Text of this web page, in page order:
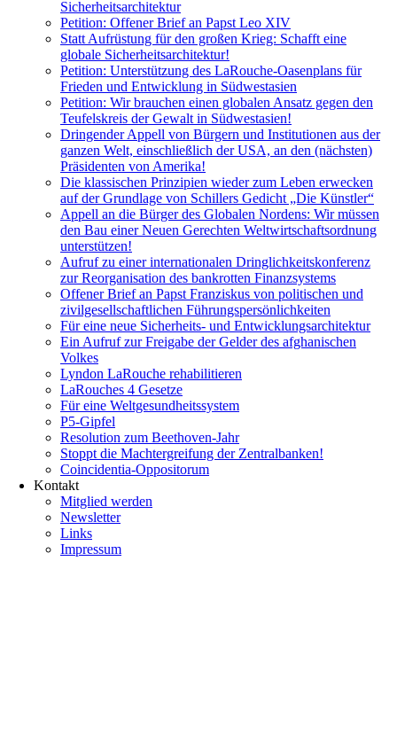
Sicherheitsarchitektur
Petition: Offener Brief an Papst Leo XIV
Statt Aufrüstung für den großen Krieg: Schafft eine
globale Sicherheitsarchitektur!
Petition: Unterstützung des LaRouche-Oasenplans für
Frieden und Entwicklung in Südwestasien
Petition: Wir brauchen einen globalen Ansatz gegen den
Teufelskreis der Gewalt in Südwestasien!
Dringender Appell von Bürgern und Institutionen aus der
ganzen Welt, einschließlich der USA, an den (nächsten)
Präsidenten von Amerika!
Die klassischen Prinzipien wieder zum Leben erwecken
auf der Grundlage von Schillers Gedicht „Die Künstler“
Appell an die Bürger des Globalen Nordens: Wir müssen
den Bau einer Neuen Gerechten Weltwirtschaftsordnung
unterstützen!
Aufruf zu einer internationalen Dringlichkeitskonferenz
zur Reorganisation des bankrotten Finanzsystems
Offener Brief an Papst Franziskus von politischen und
zivilgesellschaftlichen Führungspersönlichkeiten
Für eine neue Sicherheits- und Entwicklungsarchitektur
Ein Aufruf zur Freigabe der Gelder des afghanischen
Volkes
Lyndon LaRouche rehabilitieren
LaRouches 4 Gesetze
Für eine Weltgesundheitssystem
P5-Gipfel
Resolution zum Beethoven-Jahr
Stoppt die Machtergreifung der Zentralbanken!
Coincidentia-Oppositorum
Kontakt
Mitglied werden
Newsletter
Links
Impressum